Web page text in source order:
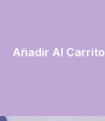
Añadir Al Carrito